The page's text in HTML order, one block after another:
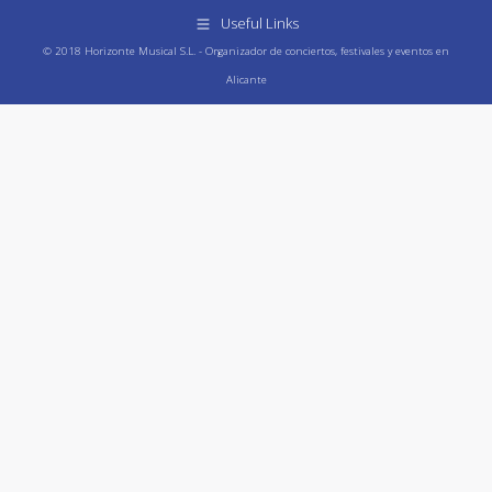
Useful Links
© 2018 Horizonte Musical S.L. - Organizador de conciertos, festivales y eventos en
Alicante